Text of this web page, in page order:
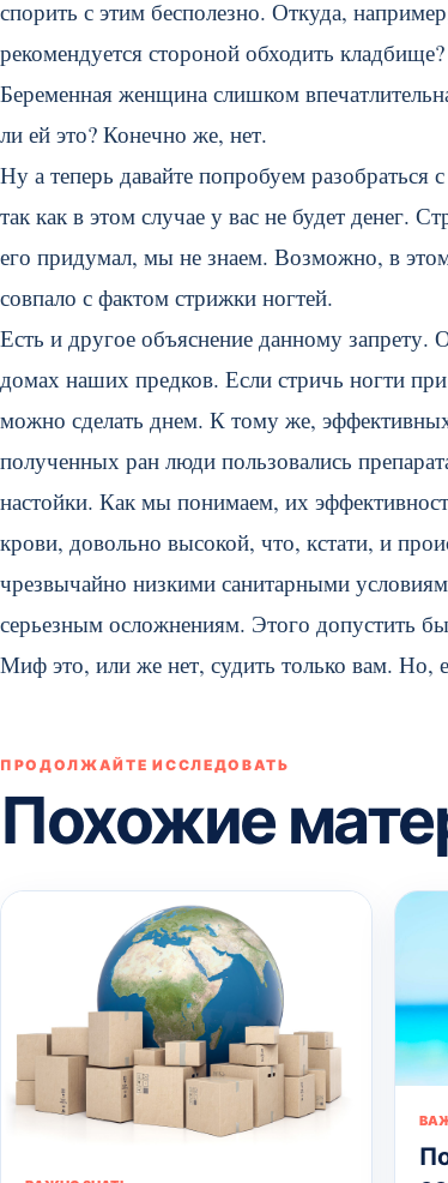
спорить с этим бесполезно. Откуда,
рекомендуется стороной обходить
Беременная женщина слишком
ли ей это? Конечно же, нет.
Ну а теперь давайте попробуем
так как в этом случае у вас не будет денег.
его придумал, мы не знаем. Возможно, в
совпало с фактом стрижки ногтей.
Есть и другое объяснение данному
домах наших предков. Если стричь ногти
можно сделать днем. К тому же,
полученных ран люди пользовались
настойки. Как мы понимаем, их
крови, довольно высокой, что, кстати, и
чрезвычайно низкими санитарными
серьезным осложнениям. Этого допустить
Миф это, или же нет, судить только вам. Но,
ПРОДОЛЖАЙТЕ ИССЛЕДОВАТЬ
Похожие